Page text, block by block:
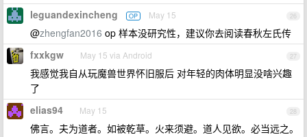
26
leguandexincheng OP May 15
@zhengfan2016 op 样本没研究性，建议你去阅读春秋左氏传
27
fxxkgw May 15 via Android
我感觉我自从玩魔兽世界怀旧服后 对年轻的肉体明显没啥兴趣
了
28
elias94 May 15
佛言。夫为道者。如被乾草。火来须避。道人见欲。必当远之。